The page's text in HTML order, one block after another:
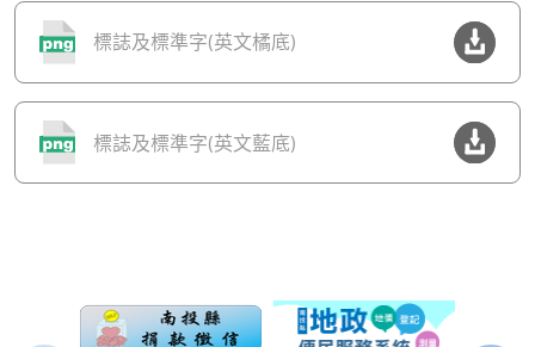
標誌及標準字(英文橘底)
標誌及標準字(英文藍底)